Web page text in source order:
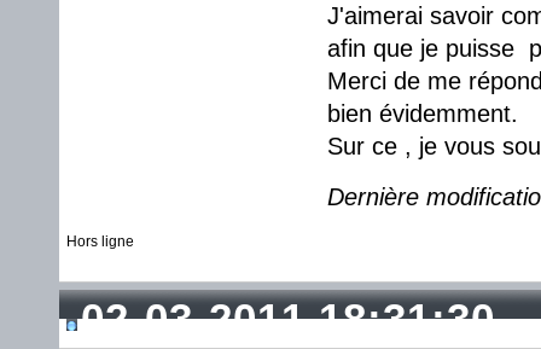
J'aimerai savoir
afin que je puisse
Merci de me
bien évidemment.
Sur ce , je vous
Dernière
Hors ligne
02-03-2011 18:31:30